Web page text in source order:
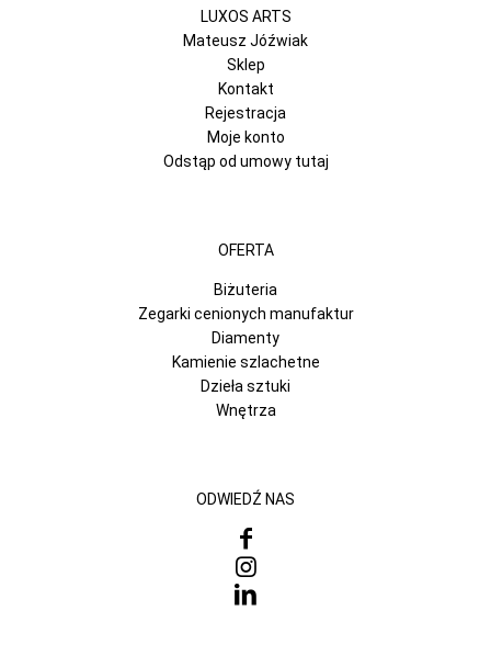
LUXOS ARTS
Mateusz Jóźwiak
Sklep
Kontakt
Rejestracja
Moje konto
Odstąp od umowy tutaj
OFERTA
Biżuteria
Zegarki cenionych manufaktur
Diamenty
Kamienie szlachetne
Dzieła sztuki
Wnętrza
ODWIEDŹ NAS